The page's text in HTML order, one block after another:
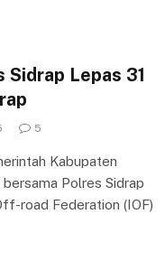
Lepas 31
5
Kabupaten
bersama Polres Sidrap
road Federation (IOF)